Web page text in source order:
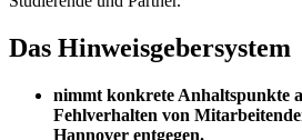
Das Hinweisgebersystem
nimmt konkrete Anhaltspunkte
Fehlverhalten von
Hannover entgegen.